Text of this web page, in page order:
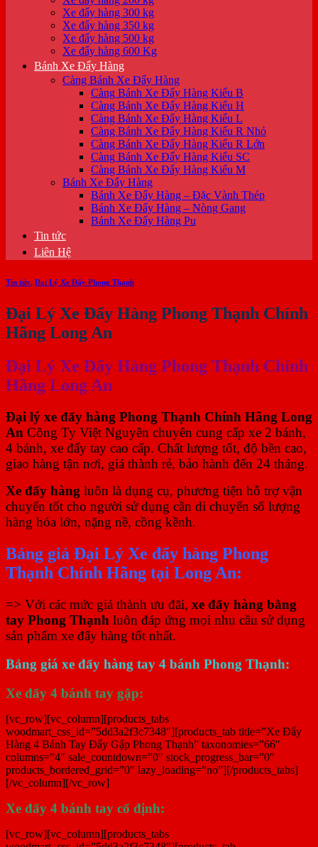
Xe đẩy hàng 300 kg
Xe đẩy hàng 350 kg
Xe đẩy hàng 500 kg
Xe đẩy hàng 600 Kg
Bánh Xe Đẩy Hàng
Càng Bánh Xe Đẩy Hàng
Càng Bánh Xe Đẩy Hàng Kiểu B
Càng Bánh Xe Đẩy Hàng Kiểu H
Càng Bánh Xe Đẩy Hàng Kiểu L
Càng Bánh Xe Đẩy Hàng Kiểu R Nhỏ
Càng Bánh Xe Đẩy Hàng Kiểu R Lớn
Càng Bánh Xe Đẩy Hàng Kiểu SC
Càng Bánh Xe Đẩy Hàng Kiểu M
Bánh Xe Đẩy Hàng
Bánh Xe Đẩy Hàng – Đặc Vành Thép
Bánh Xe Đẩy Hàng – Nòng Gang
Bánh Xe Đẩy Hàng Pu
Tin tức
Liên Hệ
Tin tức, Đại Lý Xe Đẩy Phong Thạnh
Đại Lý Xe Đẩy Hàng Phong Thạnh Chính
Hãng Long An
Đại Lý Xe Đẩy Hàng Phong Thạnh Chính
Hãng Long An
Đại lý xe đẩy hàng Phong Thạnh Chính Hãng Long
An Công Ty Việt Nguyên chuyên cung cấp xe 2 bánh,
4 bánh, xe đẩy tay cao cấp. Chất lượng tốt, độ bền cao,
giao hàng tận nơi, giá thành rẻ, bảo hành đến 24 tháng.
Xe đẩy hàng luôn là dụng cụ, phương tiện hỗ trợ vận
chuyển tốt cho người sử dụng cần di chuyển số lượng
hàng hóa lớn, nặng nề, cồng kềnh.
Bảng giá Đại Lý Xe đẩy hàng Phong
Thạnh Chính Hãng tại Long An:
=> Với các mức giá thành ưu đãi, xe đẩy hàng bằng
tay Phong Thạnh luôn đáp ứng mọi nhu cầu sử dụng
sản phẩm xe đẩy hàng tốt nhất.
Bảng giá xe đẩy hàng tay 4 bánh Phong Thạnh:
Xe đẩy 4 bánh tay gập:
[vc_row][vc_column][products_tabs
woodmart_css_id=”5dd3a2f3c7348″][products_tab title=”Xe Đẩy
Hàng 4 Bánh Tay Đẩy Gập Phong Thạnh” taxonomies=”66″
columns=”4″ sale_countdown=”0″ stock_progress_bar=”0″
products_bordered_grid=”0″ lazy_loading=”no”][/products_tabs]
[/vc_column][/vc_row]
Xe đẩy 4 bánh tay cố định:
[vc_row][vc_column][products_tabs